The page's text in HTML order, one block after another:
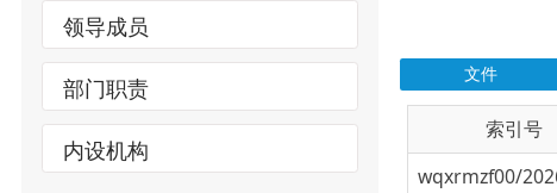
部门职责
内设机构
索引号
wqxrmzf00/2026-00503
wqxrmzf00/2026-00510